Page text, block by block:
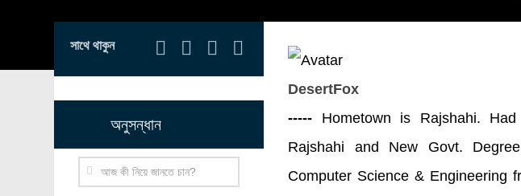
DesertFox
----- Hometown is Rajshahi.
Rajshahi and New Govt.
Computer Science & Engineering
সাথে থাকুন
অনুসন্ধান